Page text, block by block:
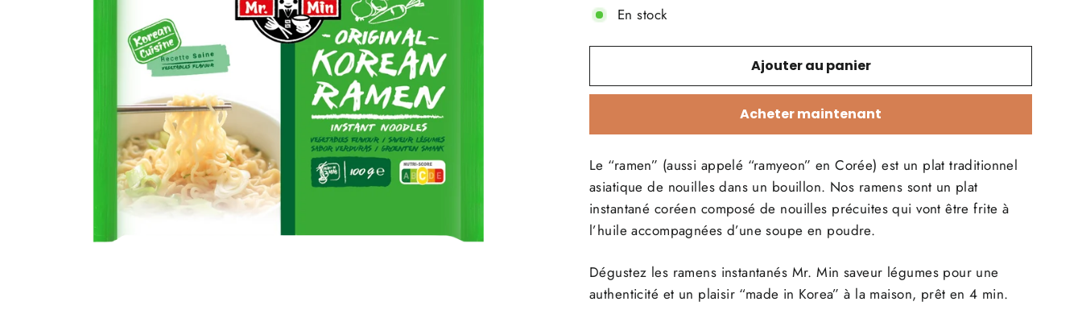
En stock
Ajouter au panier
Acheter maintenant
Le “ramen” (aussi appelé “ramyeon” en Corée) est un plat traditionnel
asiatique de nouilles dans un bouillon. Nos ramens sont un plat
instantané coréen composé de nouilles précuites qui vont être frite à
l’huile accompagnées d’une soupe en poudre.
Dégustez les ramens instantanés Mr. Min saveur légumes pour une
authenticité et un plaisir “made in Korea” à la maison, prêt en 4 min.